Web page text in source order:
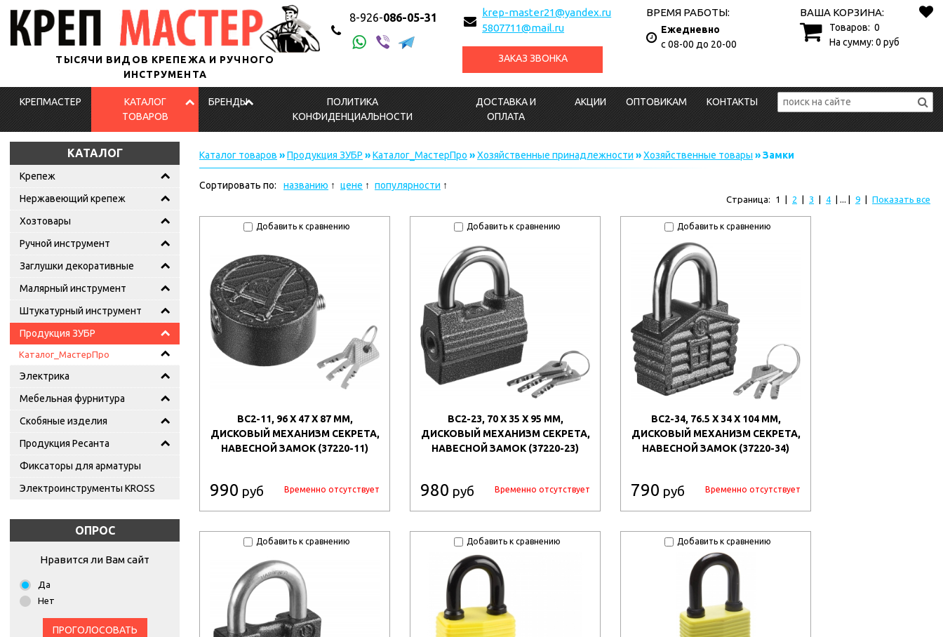
ТЫСЯЧИ ВИДОВ КРЕПЕЖА И РУЧНОГО
ИНСТРУМЕНТА
8-926-086-05-31
krep-master21@yandex.ru
5807711@mail.ru
ЗАКАЗ ЗВОНКА
ВРЕМЯ РАБОТЫ:
Ежедневно
с 08-00 до 20-00
ВАША КОРЗИНА:
Товаров: 0
На сумму: 0 руб
КРЕПМАСТЕР
КАТАЛОГ
ТОВАРОВ
БРЕНДЫ
ПОЛИТИКА
КОНФИДЕНЦИАЛЬНОСТИ
ДОСТАВКА И
ОПЛАТА
АКЦИИ ОПТОВИКАМ КОНТАКТЫ
КАТАЛОГ
Крепеж
Нержавеющий крепеж
Хозтовары
Ручной инструмент
Заглушки декоративные
Малярный инструмент
Штукатурный инструмент
Продукция ЗУБР
Каталог_МастерПро
Электрика
Мебельная фурнитура
Скобяные изделия
Продукция Ресанта
Фиксаторы для арматуры
Электроинструменты KROSS
ОПРОС
Нравится ли Вам сайт
Да
Нет
ПРОГОЛОСОВАТЬ
Каталог товаров »Продукция ЗУБР »Каталог_МастерПро »Хозяйственные принадлежности »Хозяйственные товары » Замки
Сортировать по: названию цене популярности
Страница: 1 2 3 4 | ... | 9 Показать все
Добавить к сравнению
ВС2-11, 96 X 47 Х 87 ММ,
ДИСКОВЫЙ МЕХАНИЗМ СЕКРЕТА,
НАВЕСНОЙ ЗАМОК (37220-11)
990 руб Временно отсутствует
Добавить к сравнению
ВС2-23, 70 X 35 X 95 ММ,
ДИСКОВЫЙ МЕХАНИЗМ СЕКРЕТА,
НАВЕСНОЙ ЗАМОК (37220-23)
980 руб Временно отсутствует
Добавить к сравнению
ВС2-34, 76.5 X 34 Х 104 ММ,
ДИСКОВЫЙ МЕХАНИЗМ СЕКРЕТА,
НАВЕСНОЙ ЗАМОК (37220-34)
790 руб Временно отсутствует
Добавить к сравнению Добавить к сравнению Добавить к сравнению